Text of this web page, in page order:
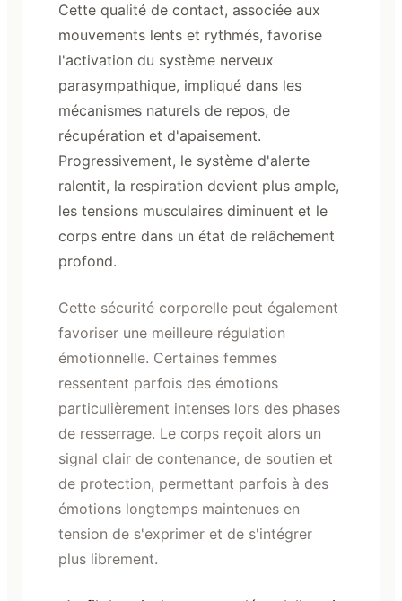
Cette qualité de contact, associée aux
mouvements lents et rythmés, favorise
l'activation du système nerveux
parasympathique, impliqué dans les
mécanismes naturels de repos, de
récupération et d'apaisement.
Progressivement, le système d'alerte
ralentit, la respiration devient plus ample,
les tensions musculaires diminuent et le
corps entre dans un état de relâchement
profond.
Cette sécurité corporelle peut également
favoriser une meilleure régulation
émotionnelle. Certaines femmes
ressentent parfois des émotions
particulièrement intenses lors des phases
de resserrage. Le corps reçoit alors un
signal clair de contenance, de soutien et
de protection, permettant parfois à des
émotions longtemps maintenues en
tension de s'exprimer et de s'intégrer
plus librement.